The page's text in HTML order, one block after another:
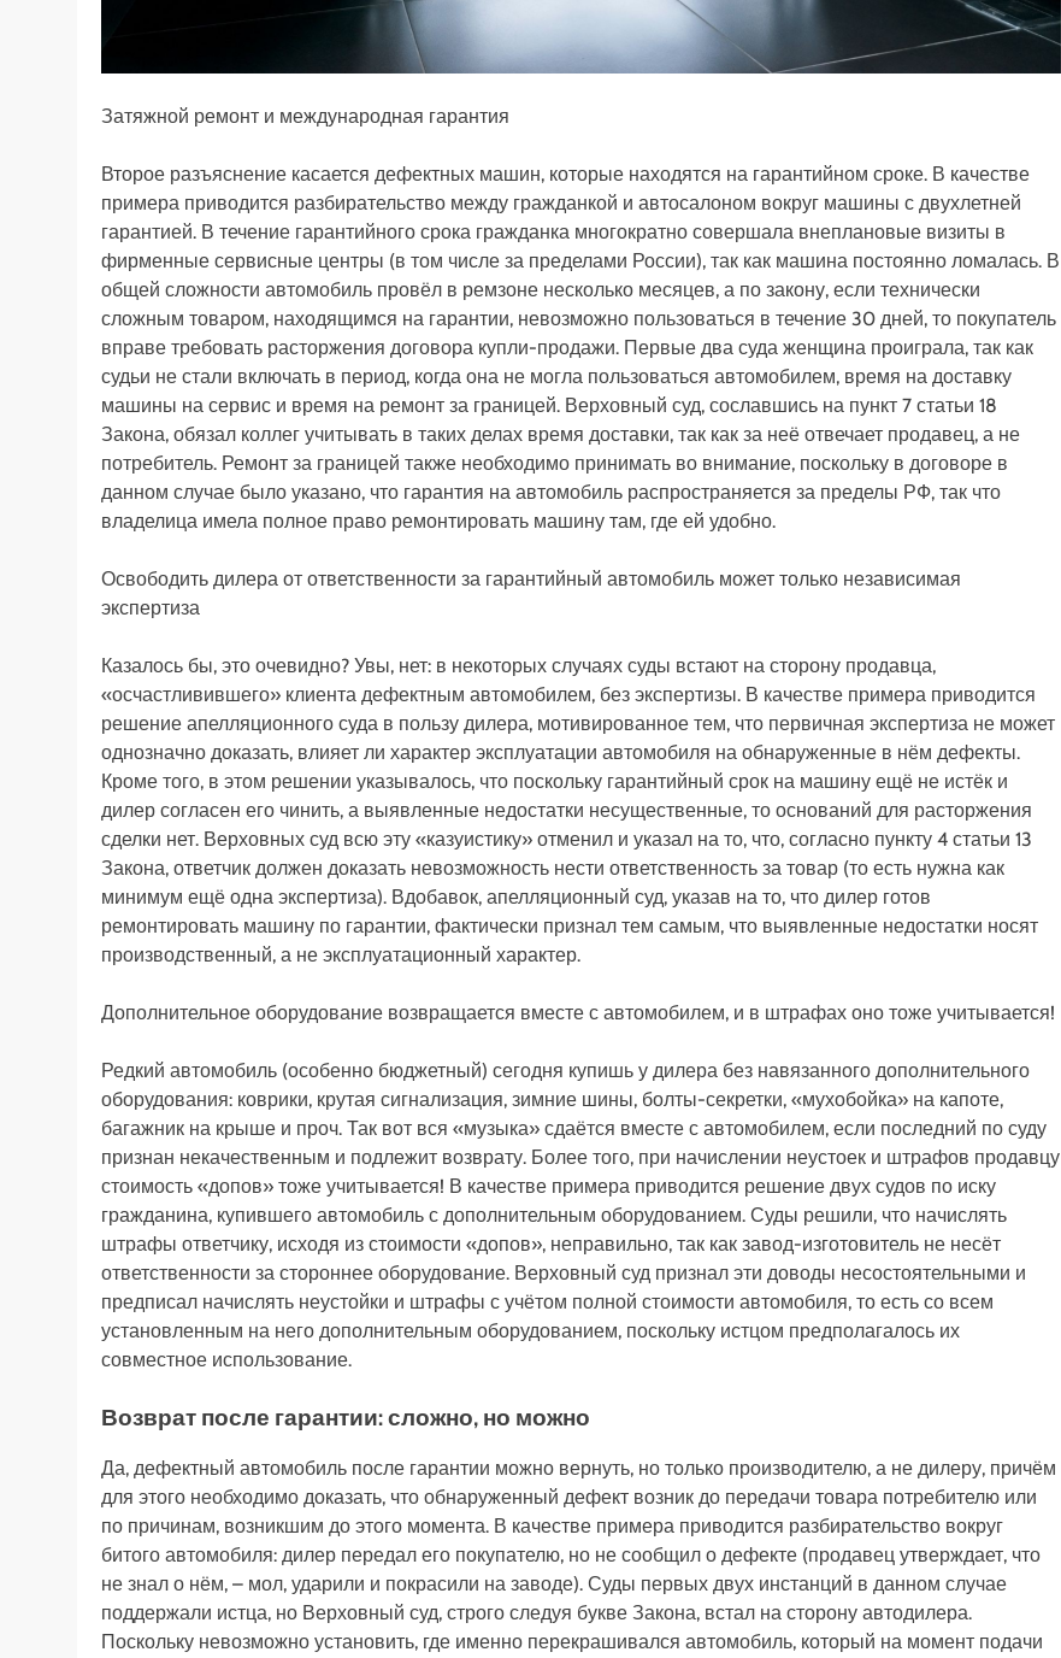
Затяжной ремонт и международная гарантия
Второе разъяснение касается дефектных машин, которые находятся на гарантийном сроке. В качестве
примера приводится разбирательство между гражданкой и автосалоном вокруг машины с двухлетней
гарантией. В течение гарантийного срока гражданка многократно совершала внеплановые визиты в
фирменные сервисные центры (в том числе за пределами России), так как машина постоянно ломалась. В
общей сложности автомобиль провёл в ремзоне несколько месяцев, а по закону, если технически
сложным товаром, находящимся на гарантии, невозможно пользоваться в течение 30 дней, то покупатель
вправе требовать расторжения договора купли-продажи. Первые два суда женщина проиграла, так как
судьи не стали включать в период, когда она не могла пользоваться автомобилем, время на доставку
машины на сервис и время на ремонт за границей. Верховный суд, сославшись на пункт 7 статьи 18
Закона, обязал коллег учитывать в таких делах время доставки, так как за неё отвечает продавец, а не
потребитель. Ремонт за границей также необходимо принимать во внимание, поскольку в договоре в
данном случае было указано, что гарантия на автомобиль распространяется за пределы РФ, так что
владелица имела полное право ремонтировать машину там, где ей удобно.
Освободить дилера от ответственности за гарантийный автомобиль может только независимая
экспертиза
Казалось бы, это очевидно? Увы, нет: в некоторых случаях суды встают на сторону продавца,
«осчастливившего» клиента дефектным автомобилем, без экспертизы. В качестве примера приводится
решение апелляционного суда в пользу дилера, мотивированное тем, что первичная экспертиза не может
однозначно доказать, влияет ли характер эксплуатации автомобиля на обнаруженные в нём дефекты.
Кроме того, в этом решении указывалось, что поскольку гарантийный срок на машину ещё не истёк и
дилер согласен его чинить, а выявленные недостатки несущественные, то оснований для расторжения
сделки нет. Верховных суд всю эту «казуистику» отменил и указал на то, что, согласно пункту 4 статьи 13
Закона, ответчик должен доказать невозможность нести ответственность за товар (то есть нужна как
минимум ещё одна экспертиза). Вдобавок, апелляционный суд, указав на то, что дилер готов
ремонтировать машину по гарантии, фактически признал тем самым, что выявленные недостатки носят
производственный, а не эксплуатационный характер.
Дополнительное оборудование возвращается вместе с автомобилем, и в штрафах оно тоже учитывается!
Редкий автомобиль (особенно бюджетный) сегодня купишь у дилера без навязанного дополнительного
оборудования: коврики, крутая сигнализация, зимние шины, болты-секретки, «мухобойка» на капоте,
багажник на крыше и проч. Так вот вся «музыка» сдаётся вместе с автомобилем, если последний по суду
признан некачественным и подлежит возврату. Более того, при начислении неустоек и штрафов продавцу
стоимость «допов» тоже учитывается! В качестве примера приводится решение двух судов по иску
гражданина, купившего автомобиль с дополнительным оборудованием. Суды решили, что начислять
штрафы ответчику, исходя из стоимости «допов», неправильно, так как завод-изготовитель не несёт
ответственности за стороннее оборудование. Верховный суд признал эти доводы несостоятельными и
предписал начислять неустойки и штрафы с учётом полной стоимости автомобиля, то есть со всем
установленным на него дополнительным оборудованием, поскольку истцом предполагалось их
совместное использование.
Возврат после гарантии: сложно, но можно
Да, дефектный автомобиль после гарантии можно вернуть, но только производителю, а не дилеру, причём
для этого необходимо доказать, что обнаруженный дефект возник до передачи товара потребителю или
по причинам, возникшим до этого момента. В качестве примера приводится разбирательство вокруг
битого автомобиля: дилер передал его покупателю, но не сообщил о дефекте (продавец утверждает, что
не знал о нём, – мол, ударили и покрасили на заводе). Суды первых двух инстанций в данном случае
поддержали истца, но Верховный суд, строго следуя букве Закона, встал на сторону автодилера.
Поскольку невозможно установить, где именно перекрашивался автомобиль, который на момент подачи